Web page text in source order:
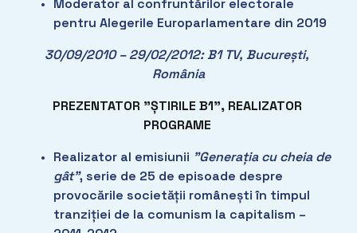
Moderator al confruntărilor electorale
pentru Alegerile Europarlamentare din 2019
30/09/2010 – 29/02/2012: B1 TV, București,
România
PREZENTATOR ”ȘTIRILE B1”, REALIZATOR
PROGRAME
Realizator al emisiunii ”Generația cu cheia de
gât”, serie de 25 de episoade despre
provocările societății românești în timpul
tranziției de la comunism la capitalism –